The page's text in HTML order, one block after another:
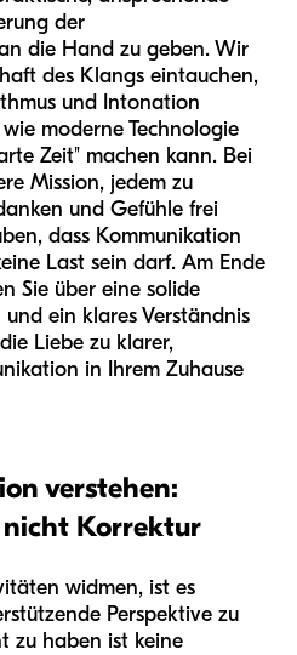
der
die Hand zu geben. Wir
des Klangs eintauchen,
und Intonation
moderne Technologie
Zeit" machen kann. Bei
Mission, jedem zu
und Gefühle frei
dass Kommunikation
Last sein darf. Am Ende
Sie über eine solide
ein klares Verständnis
Liebe zu klarer,
in Ihrem Zuhause
verstehen:
Korrektur
widmen, ist es
Perspektive zu
zu haben ist keine